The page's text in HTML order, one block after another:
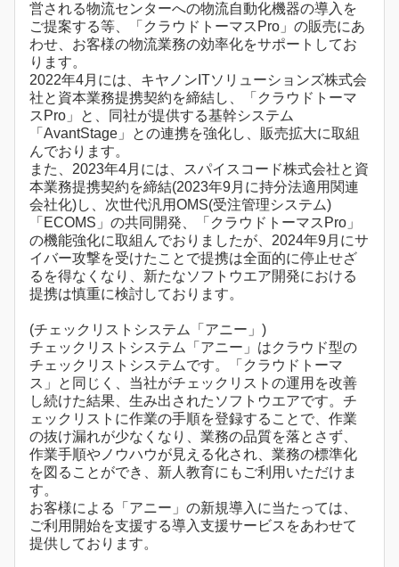
営される物流センターへの物流自動化機器の導入を
ご提案する等、「クラウドトーマスPro」の販売にあ
わせ、お客様の物流業務の効率化をサポートしてお
ります。
2022年4月には、キヤノンITソリューションズ株式会
社と資本業務提携契約を締結し、「クラウドトーマ
スPro」と、同社が提供する基幹システム
「AvantStage」との連携を強化し、販売拡大に取組
んでおります。
また、2023年4月には、スパイスコード株式会社と資
本業務提携契約を締結(2023年9月に持分法適用関連
会社化)し、次世代汎用OMS(受注管理システム)
「ECOMS」の共同開発、「クラウドトーマスPro」
の機能強化に取組んでおりましたが、2024年9月にサ
イバー攻撃を受けたことで提携は全面的に停止せざ
るを得なくなり、新たなソフトウエア開発における
提携は慎重に検討しております。
(チェックリストシステム「アニー」)
チェックリストシステム「アニー」はクラウド型の
チェックリストシステムです。「クラウドトーマ
ス」と同じく、当社がチェックリストの運用を改善
し続けた結果、生み出されたソフトウエアです。チ
ェックリストに作業の手順を登録することで、作業
の抜け漏れが少なくなり、業務の品質を落とさず、
作業手順やノウハウが見える化され、業務の標準化
を図ることができ、新人教育にもご利用いただけま
す。
お客様による「アニー」の新規導入に当たっては、
ご利用開始を支援する導入支援サービスをあわせて
提供しております。